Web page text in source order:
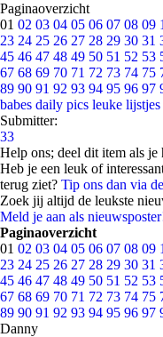
Paginaoverzicht
01 02 03 04 05 06 07 08 09
23 24 25 26 27 28 29 30 31
45 46 47 48 49 50 51 52 53
67 68 69 70 71 72 73 74 75
89 90 91 92 93 94 95 96 97
babes daily pics leuke lijstjes
Submitter:
33
Help ons; deel dit item als je
Heb je een leuk of
terug ziet? Tip ons dan via
Zoek jij altijd de leukste
Meld je aan als
Paginaoverzicht
01 02 03 04 05 06 07 08 09
23 24 25 26 27 28 29 30 31
45 46 47 48 49 50 51 52 53
67 68 69 70 71 72 73 74 75
89 90 91 92 93 94 95 96 97
Danny